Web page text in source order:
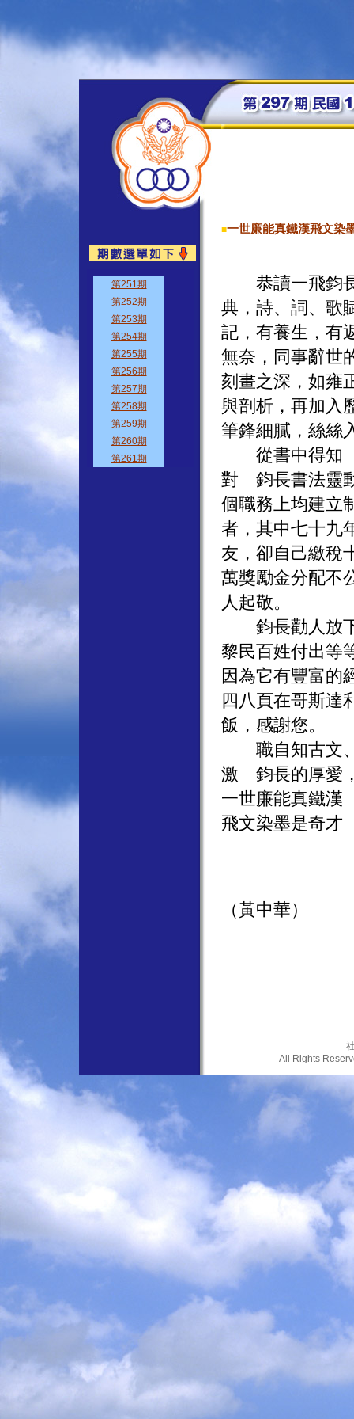
■一世廉能真鐵漢飛文染
恭讀一飛鈞長
典，詩、詞、歌
記，有養生，有
無奈，同事辭世
刻畫之深，如雍
與剖析，再加入
筆鋒細膩，絲絲
從書中得知
對 鈞長書法靈
個職務上均建立
者，其中七十九
友，卻自己繳稅
萬獎勵金分配不
人起敬。
鈞長勸人放下
黎民百姓付出等
因為它有豐富的
四八頁在哥斯達
飯，感謝您。
職自知古文、
激 鈞長的厚愛
一世廉能真鐵漢
飛文染墨是奇才
（黃中華）
All Rights